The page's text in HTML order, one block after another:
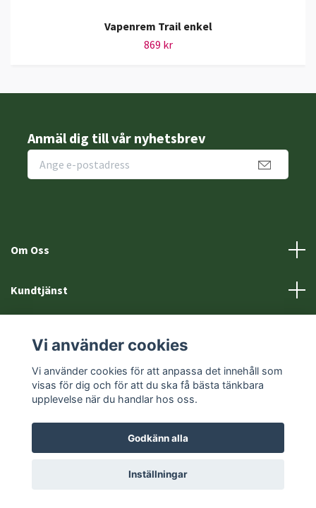
Vapenrem Trail enkel
869 kr
Anmäl dig till vår nyhetsbrev
Om Oss
Kundtjänst
Sociala medier
© 2026 Eftersöksprylar.se
Vi använder cookies
Vi använder cookies för att anpassa det innehåll som
visas för dig och för att du ska få bästa tänkbara
upplevelse när du handlar hos oss.
Godkänn alla
Inställningar